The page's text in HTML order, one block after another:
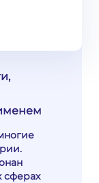
сферах